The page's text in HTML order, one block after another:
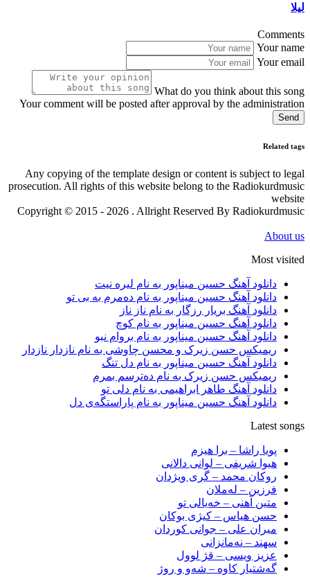
لیلا
Comments
Your name
Your email
What do you think about this song
Your comment will be posted after approval by the administration
Send
Related tags
Any copying of the template design or content is subject to legal
prosecution. All rights of this website belong to the Radiokurdmusic
website
Copyright © 2015 - 2026 . Allright Reserved By Radiokurdmusic
About us
Most visited
دانلود آهنگ حسین میناپور به نام لیره نیت
دانلود آهنگ حسین میناپور به نام دەمرم بە بی تو
دانلود آهنگ بریار رزگار به نام ناز ناز
دانلود آهنگ حسین میناپور به نام کوچ
دانلود آهنگ حسین میناپور به نام بروام نبو
ریمیکس حسن زیرک و محسن چاوشی به نام نازدار نازدار
دانلود آهنگ حسین میناپور به نام دل تنگ
ریمیکس حسن زیرک به نام دەترسم بمرم
دانلود آهنگ طاهر ابراهیمی به نام دلی تو
دانلود آهنگ حسین میناپور به نام پاراستگەی دل
Latest songs
پویا راشا – برا هیزم
هیوا شریفی – لوانی دالانی
روکان محمد – گری ویژدان
فرزین – لەملان
متین آهنی – خەیالی تو
حسن هیاس – کیژی بوکان
میران علی – جوانی کوردان
سهند – نەمانزانی
عزیز ویسی – قژ لوول
گەشتیار کاوە – شەو و روژ